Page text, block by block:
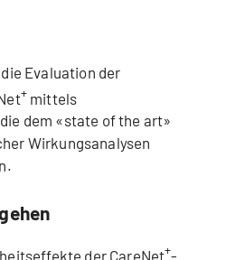
Evaluation der
+mittels
dem «state of the art»
Wirkungsanalysen
der CareNet+-